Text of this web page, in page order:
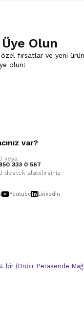
Olun
fırsatlar ve yeni
olun!
var?
veya
333 0 567
destek alabilirsiniz
Youtube Linkedin
(Onbir Perakende